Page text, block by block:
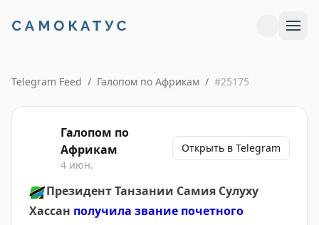
Telegram Feed / Галопом по Африкам / #25175
Галопом по
Африкам
4 июн.
Открыть в Telegram
🇹🇿 Президент Танзании Самия Сулуху
Хассан получила звание почетного